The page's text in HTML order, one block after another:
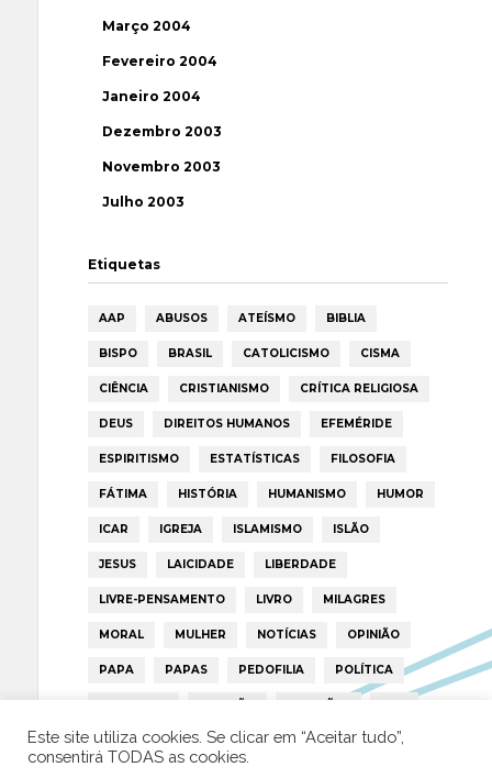
Março 2004
Fevereiro 2004
Janeiro 2004
Dezembro 2003
Novembro 2003
Julho 2003
Etiquetas
AAP ABUSOS ATEÍSMO BIBLIA
BISPO BRASIL CATOLICISMO CISMA
CIÊNCIA CRISTIANISMO CRÍTICA RELIGIOSA
DEUS DIREITOS HUMANOS EFEMÉRIDE
ESPIRITISMO ESTATÍSTICAS FILOSOFIA
FÁTIMA HISTÓRIA HUMANISMO HUMOR
ICAR IGREJA ISLAMISMO ISLÃO
JESUS LAICIDADE LIBERDADE
LIVRE-PENSAMENTO LIVRO MILAGRES
MORAL MULHER NOTÍCIAS OPINIÃO
PAPA PAPAS PEDOFILIA POLÍTICA
PORTUGAL RELIGIÃO RELIGIÕES RTP
TRUMP VATICANO
Este site utiliza cookies. Se clicar em “Aceitar tudo”,
consentirá TODAS as cookies.